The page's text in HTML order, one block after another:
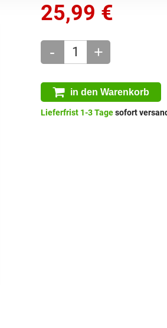
25,99 €
- +
in den Warenkorb
Lieferfrist 1-3 Tagesofort